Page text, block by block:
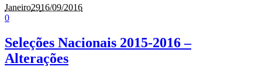
Janeiro2916/09/2016
0
Seleções Nacionais 2015-2016 –
Alterações